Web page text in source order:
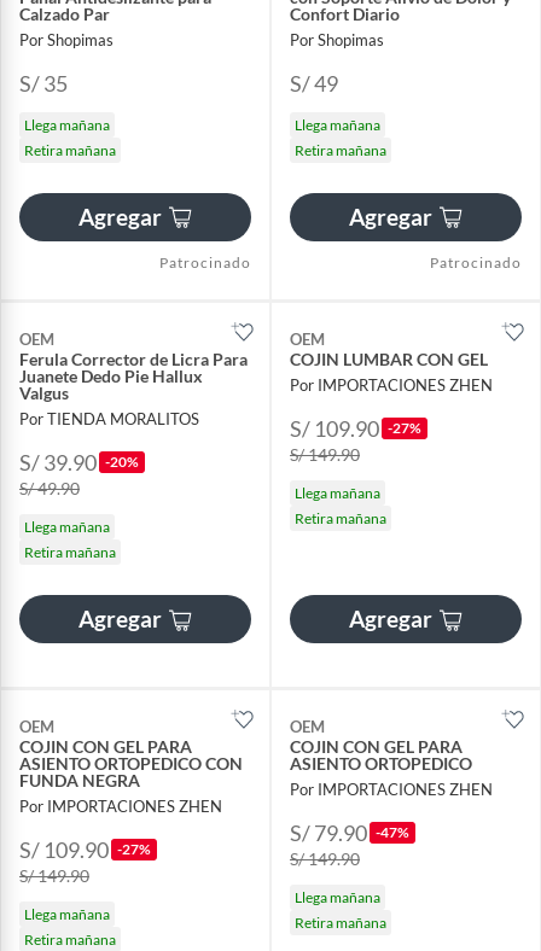
Calzado Par
Por Shopimas
S/ 35
Llega mañana
Retira mañana
Agregar
Patrocinado
Confort Diario
Por Shopimas
S/ 49
Llega mañana
Retira mañana
Agregar
Patrocinado
OEM
Ferula Corrector de Licra Para
Juanete Dedo Pie Hallux
Valgus
Por TIENDA MORALITOS
S/ 39.90 -20%
S/ 49.90
Llega mañana
Retira mañana
Agregar
OEM
COJIN LUMBAR CON GEL
Por IMPORTACIONES ZHEN
S/ 109.90 -27%
S/ 149.90
Llega mañana
Retira mañana
Agregar
OEM
COJIN CON GEL PARA
ASIENTO ORTOPEDICO CON
FUNDA NEGRA
Por IMPORTACIONES ZHEN
S/ 109.90 -27%
S/ 149.90
Llega mañana
Retira mañana
OEM
COJIN CON GEL PARA
ASIENTO ORTOPEDICO
Por IMPORTACIONES ZHEN
S/ 79.90 -47%
S/ 149.90
Llega mañana
Retira mañana